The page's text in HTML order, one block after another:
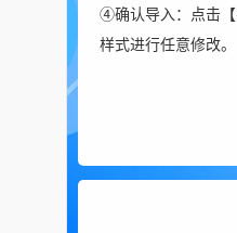
④确认导入：点击
样式进行任意修改。